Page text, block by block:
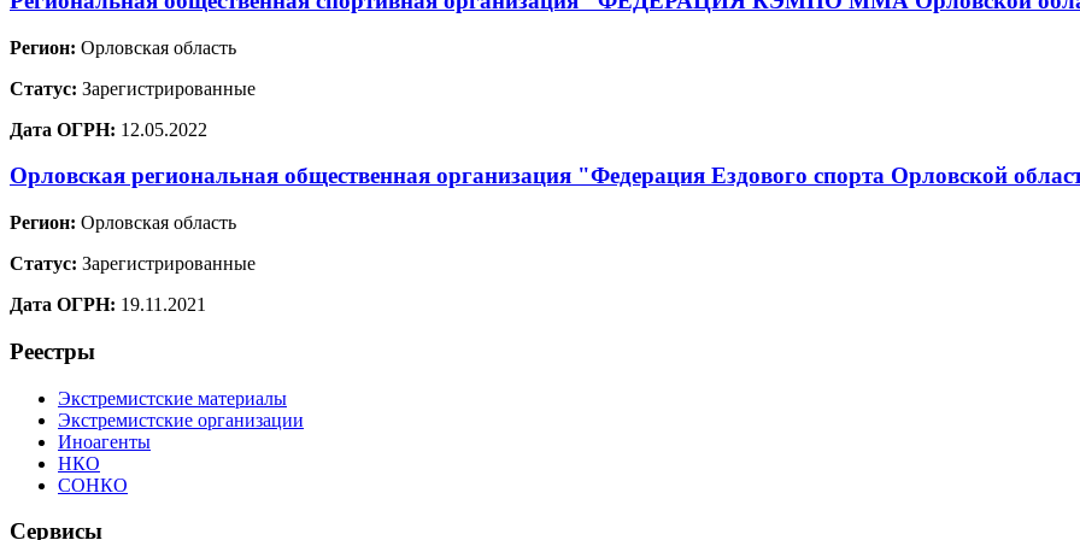
Регион: Орловская область
Статус: Зарегистрированные
Дата ОГРН: 12.05.2022
Орловская региональная общественная организация "Федерация Ездового спорта Орловской
Регион: Орловская область
Статус: Зарегистрированные
Дата ОГРН: 19.11.2021
Реестры
Экстремистские материалы
Экстремистские организации
Иноагенты
НКО
СОНКО
Сервисы